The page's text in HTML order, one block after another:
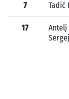
7 Tadić
17
Antelj
Sergej